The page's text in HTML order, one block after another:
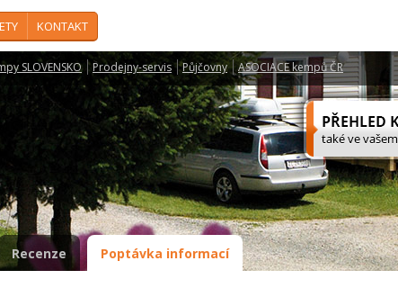
KONTAKT
SLOVENSKO Prodejny-servis Půjčovny ASOCIACE kempů ČR
Recenze Poptávka informací